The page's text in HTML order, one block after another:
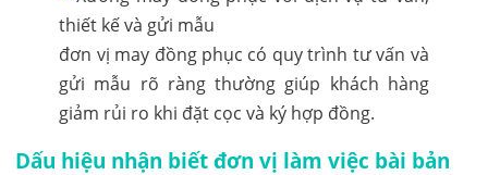
đơn vị may đồng phục có quy trình tư vấn và
gửi mẫu rõ ràng thường giúp khách hàng
giảm rủi ro khi đặt cọc và ký hợp đồng.
Dấu hiệu nhận biết đơn vị làm việc bài bản